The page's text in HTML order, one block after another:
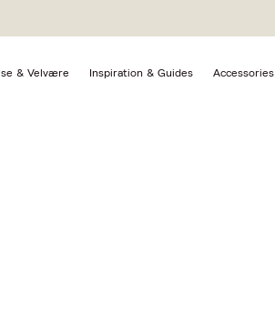
& Velvære Inspiration & Guides Accessories